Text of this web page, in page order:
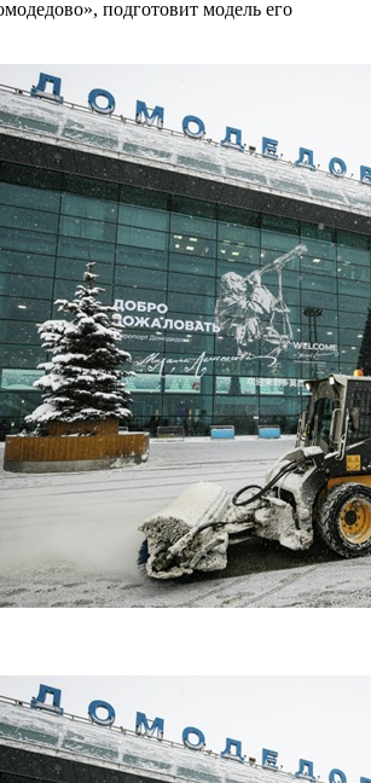
подготовит модель его